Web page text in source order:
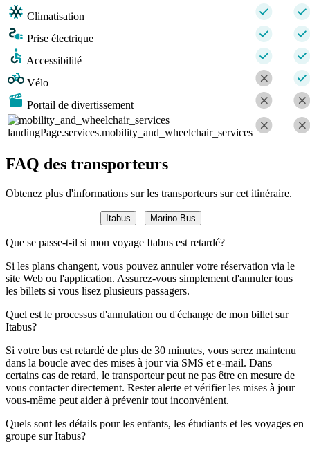
Climatisation
Prise électrique
Accessibilité
Vélo
Portail de divertissement
landingPage.services.mobility_and_wheelchair_services
FAQ des transporteurs
Obtenez plus d'informations sur les transporteurs sur cet itinéraire.
Itabus Marino Bus
Que se passe-t-il si mon voyage Itabus est retardé?
Si les plans changent, vous pouvez annuler votre réservation via le
site Web ou l'application. Assurez-vous simplement d'annuler tous
les billets si vous lisez plusieurs passagers.
Quel est le processus d'annulation ou d'échange de mon billet sur
Itabus?
Si votre bus est retardé de plus de 30 minutes, vous serez maintenu
dans la boucle avec des mises à jour via SMS et e-mail. Dans
certains cas de retard, le transporteur peut ne pas être en mesure de
vous contacter directement. Rester alerte et vérifier les mises à jour
vous-même peut aider à prévenir tout inconvénient.
Quels sont les détails pour les enfants, les étudiants et les voyages en
groupe sur Itabus?